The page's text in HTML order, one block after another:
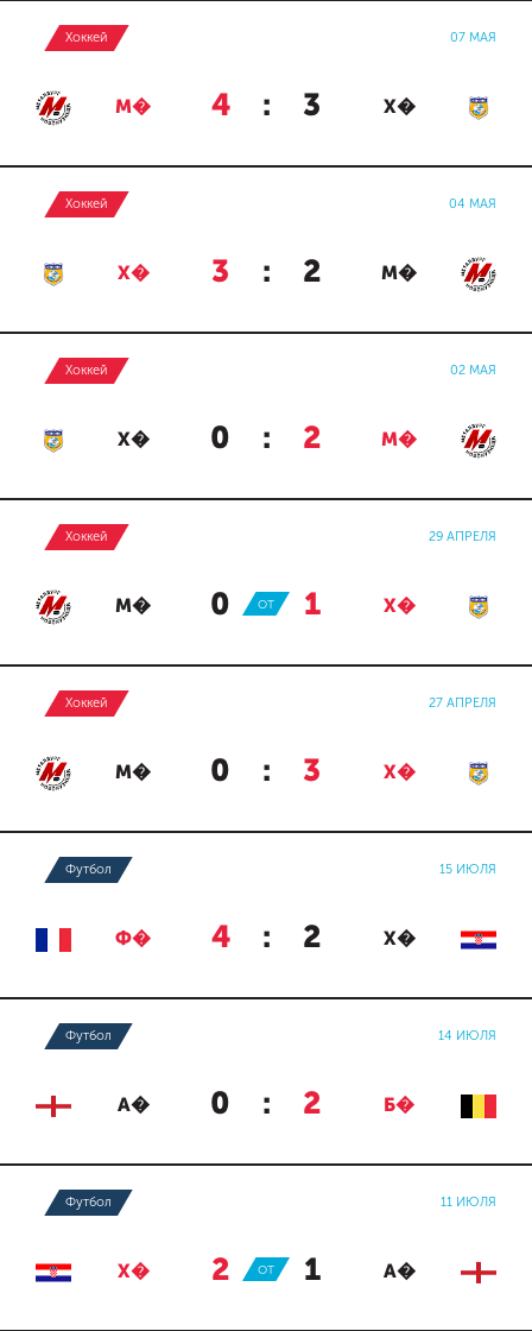
Хоккей 07 МАЯ
М� 4 : 3 Х�
Хоккей 04 МАЯ
Х� 3 : 2 М�
Хоккей 02 МАЯ
Х� 0 : 2 М�
Хоккей 29 АПРЕЛЯ
М� 0 : 1 Х�
ОТ
Хоккей 27 АПРЕЛЯ
М� 0 : 3 Х�
Футбол 15 ИЮЛЯ
Ф� 4 : 2 Х�
Футбол 14 ИЮЛЯ
А� 0 : 2 Б�
Футбол 11 ИЮЛЯ
Х� 2 : 1 А�
ОТ